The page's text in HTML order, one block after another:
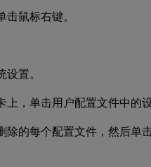
击鼠标右键。
置。
上，单击用户配置文件中的设
除的每个配置文件，然后单击